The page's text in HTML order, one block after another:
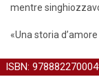
mentre
«Una storia
ISBN: